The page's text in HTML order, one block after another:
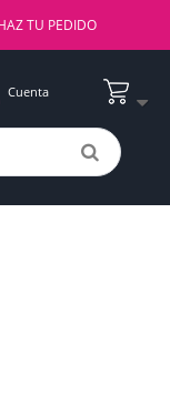
TU PEDIDO
Cuenta